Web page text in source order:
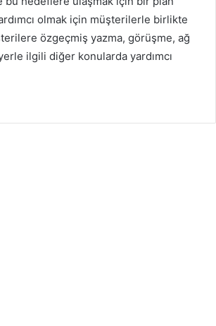
olmak için müşterilerle birlikte
özgeçmiş yazma, görüşme, ağ
ilgili diğer konularda yardımcı